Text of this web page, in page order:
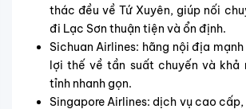
thác đều về Tứ Xuyên, giúp nối
đi Lạc Sơn thuận tiện và ổn định.
Sichuan Airlines: hãng nội địa
lợi thế về tần suất chuyến và khả
tỉnh nhanh gọn.
Singapore Airlines: dịch vụ cao